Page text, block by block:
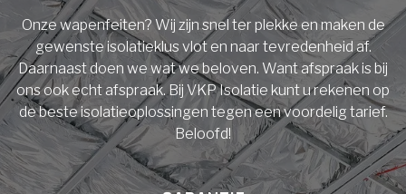
Dakisolatie
Gevelisolatie
Vorige Volgende
Voornaam
Achternaam
Onze wapenfeiten? Wij zijn snel ter plekke en maken de
gewenste isolatieklus vlot en naar tevredenheid af.
Daarnaast doen we wat we beloven. Want afspraak is bij
ons ook echt afspraak. Bij VKP Isolatie kunt u rekenen op
de beste isolatieoplossingen tegen een voordelig tarief.
Beloofd!